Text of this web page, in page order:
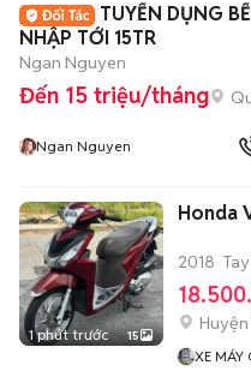
TUYỂN DỤNG
NHẬP TỚI 15TR
Ngan Nguyen
Đến 15 triệu/tháng
Ngan Nguyen
1 phút trước 15
Honda
2018
Huyện
XE MÁY